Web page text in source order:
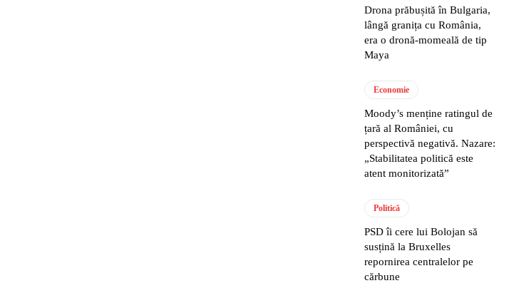
Drona prăbușită în Bulgaria,
lângă granița cu România,
era o dronă-momeală de tip
Maya
Economie
Moody’s menține ratingul de
țară al României, cu
perspectivă negativă. Nazare:
„Stabilitatea politică este
atent monitorizată”
Politică
PSD îi cere lui Bolojan să
susțină la Bruxelles
repornirea centralelor pe
cărbune